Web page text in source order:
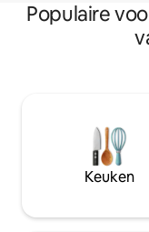
Populaire
Keuken